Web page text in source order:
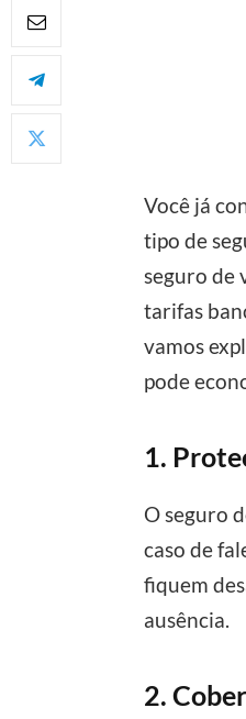
Você já
tipo de
seguro de
tarifas
vamos
pode
1.
O seguro
caso de
fiquem
ausência.
2.